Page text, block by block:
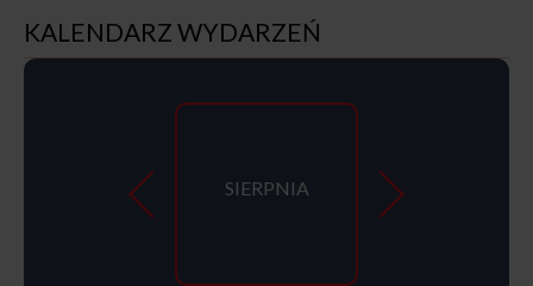
KALENDARZ WYDARZEŃ
SIERPNIA